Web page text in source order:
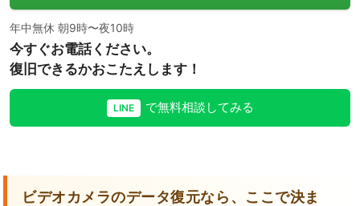
年中無休 朝9時〜夜10時
今すぐお電話ください。
復旧できるかおこたえします！
LINE で無料相談してみる
ビデオカメラのデータ復元なら、ここで決ま